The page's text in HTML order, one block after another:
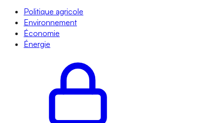
Politique agricole
Environnement
Économie
Énergie